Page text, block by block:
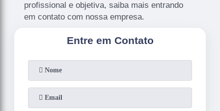
profissional e objetiva, saiba mais entrando
em contato com nossa empresa.
Entre em Contato